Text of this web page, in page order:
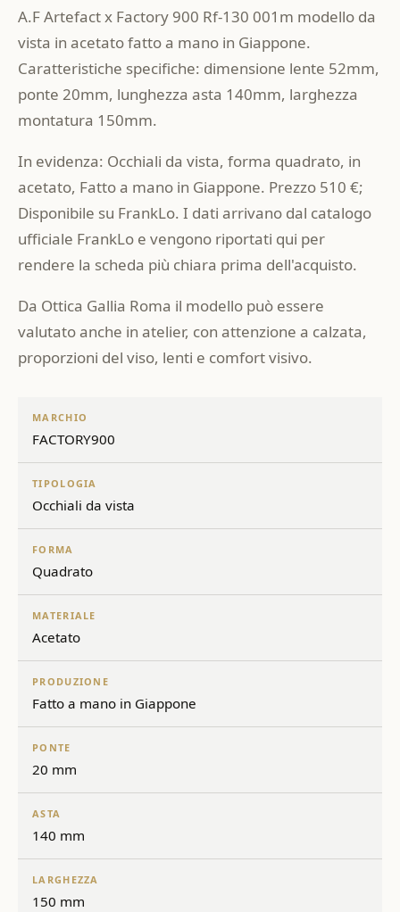
A.F Artefact x Factory 900 Rf-130 001m modello da
vista in acetato fatto a mano in Giappone.
Caratteristiche specifiche: dimensione lente 52mm,
ponte 20mm, lunghezza asta 140mm, larghezza
montatura 150mm.
In evidenza: Occhiali da vista, forma quadrato, in
acetato, Fatto a mano in Giappone. Prezzo 510 €;
Disponibile su FrankLo. I dati arrivano dal catalogo
ufficiale FrankLo e vengono riportati qui per
rendere la scheda più chiara prima dell'acquisto.
Da Ottica Gallia Roma il modello può essere
valutato anche in atelier, con attenzione a calzata,
proporzioni del viso, lenti e comfort visivo.
MARCHIO
FACTORY900
TIPOLOGIA
Occhiali da vista
FORMA
Quadrato
MATERIALE
Acetato
PRODUZIONE
Fatto a mano in Giappone
PONTE
20 mm
ASTA
140 mm
LARGHEZZA
150 mm